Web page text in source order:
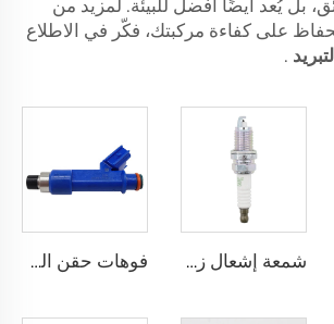
بل يُعد أيضًا أفضل للبيئة. لمزيد من
على كفاءة مركبتك، فكّر في الاطلاع
.
شمعة إشعال زيركونيوم أداء عالي ZFR5FGP 7098 لسيارات كرايسلر دودج جراند تشيروكى جيب 4.0 فوهات حقن الوقود الجديدة لأنظمة المحرك الآلي 23209-21040 لسيارات تويوتا فيوس وياريس 1.3 1.5